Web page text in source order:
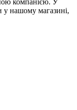
компанією. У
у нашому магазині,